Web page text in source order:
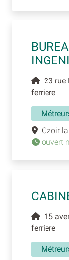
23 rue
ferriere
Ozoir
ouvert
15
ferriere